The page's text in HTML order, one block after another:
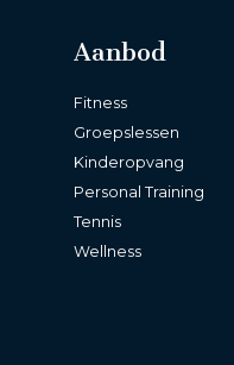
Aanbod
Fitness
Groepslessen
Kinderopvang
Personal Training
Tennis
Wellness